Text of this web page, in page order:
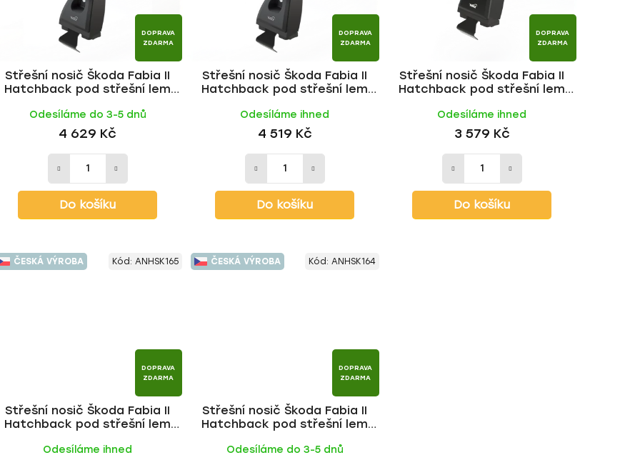
o
d
u
k
DOPRAVA
ZDARMA
Střešní nosič Škoda Fabia II
Hatchback pod střešní lem
HAKR
Odesíláme do 3-5 dnů
4 629 Kč
Do košíku
DOPRAVA
ZDARMA
Střešní nosič Škoda Fabia II
Hatchback pod střešní lem
Odesíláme ihned
4 519 Kč
Do košíku
DOPRAVA
ZDARMA
Střešní nosič Škoda Fabia II
Hatchback pod střešní lem
Odesíláme ihned
3 579 Kč
Do košíku
ČESKÁ VÝROBA
DOPRAVA
ZDARMA
Střešní nosič Škoda Fabia II
Hatchback pod střešní lem
Odesíláme ihned
Kód: ANHSK165 ČESKÁ VÝROBA
DOPRAVA
ZDARMA
Střešní nosič Škoda Fabia II
Hatchback pod střešní lem
HAKR
Odesíláme do 3-5 dnů
Kód: ANHSK164